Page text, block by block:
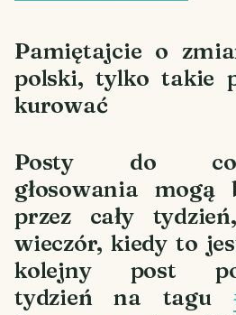
Pamiętajcie o
polski, tylko takie
kurować
Posty do
głosowania mogą
przez cały
wieczór, kiedy to
kolejny post
tydzień na tagu